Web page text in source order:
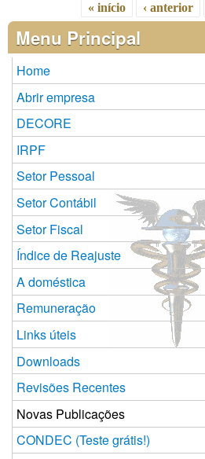
Páginas
« início ‹ anterior
Menu Principal
Home
Abrir empresa
DECORE
IRPF
Setor Pessoal
Setor Contábil
Setor Fiscal
Índice de Reajuste
A doméstica
Remuneração
Links úteis
Downloads
Revisões Recentes
Novas Publicações
CONDEC (Teste grátis!)